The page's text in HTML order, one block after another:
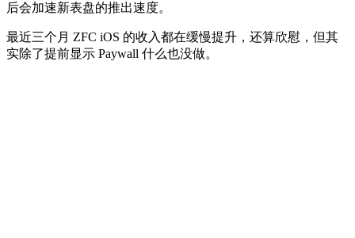
后会加速新表盘的推出速度。
最近三个月 ZFC iOS 的收入都在缓慢提升，还算欣慰，但其
实除了提前显示 Paywall 什么也没做。